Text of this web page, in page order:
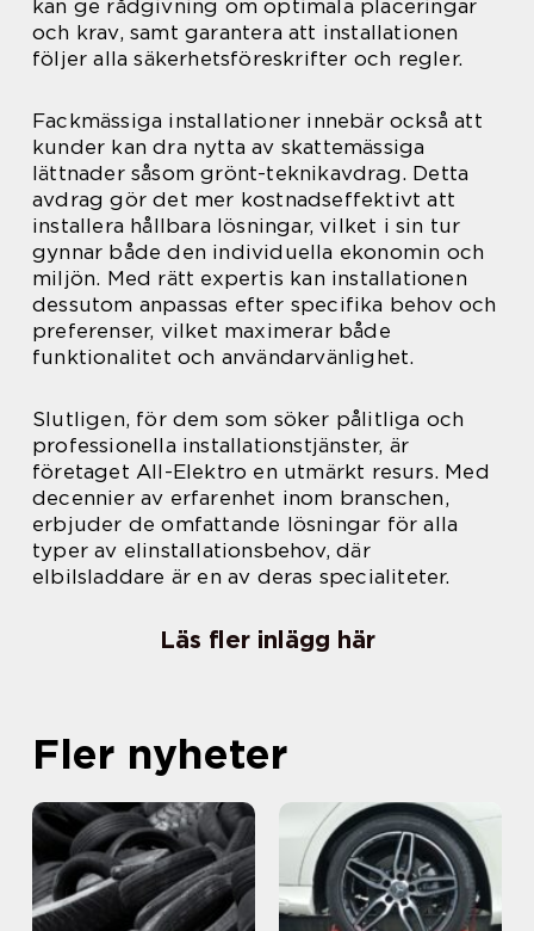
kan ge rådgivning om optimala placeringar
och krav, samt garantera att installationen
följer alla säkerhetsföreskrifter och regler.
Fackmässiga installationer innebär också att
kunder kan dra nytta av skattemässiga
lättnader såsom grönt-teknikavdrag. Detta
avdrag gör det mer kostnadseffektivt att
installera hållbara lösningar, vilket i sin tur
gynnar både den individuella ekonomin och
miljön. Med rätt expertis kan installationen
dessutom anpassas efter specifika behov och
preferenser, vilket maximerar både
funktionalitet och användarvänlighet.
Slutligen, för dem som söker pålitliga och
professionella installationstjänster, är
företaget All-Elektro en utmärkt resurs. Med
decennier av erfarenhet inom branschen,
erbjuder de omfattande lösningar för alla
typer av elinstallationsbehov, där
elbilsladdare är en av deras specialiteter.
Läs fler inlägg här
Fler nyheter